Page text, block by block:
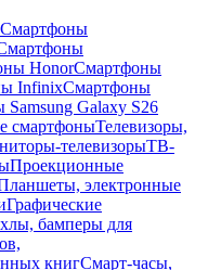
Смартфоны
HonorСмартфоны
InfinixСмартфоны
Galaxy S26
смартфоныТелевизоры,
телевизорыТВ-
Проекционные
электронные
Графические
бамперы для
книгСмарт-часы,